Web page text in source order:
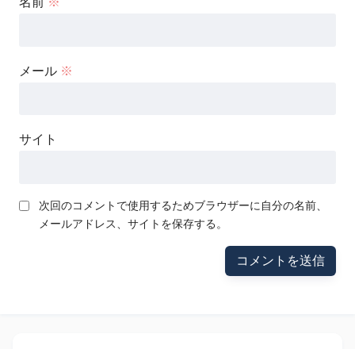
メール ※
サイト
次回のコメントで使用するためブラウザーに自分の名前、
メールアドレス、サイトを保存する。